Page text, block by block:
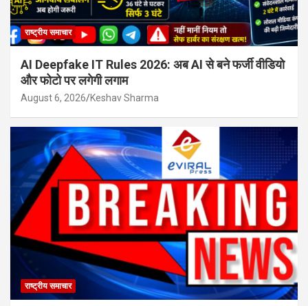
राष्ट्रीय समाचार
AI Deepfake IT Rules 2026: अब AI से बने फर्जी वीडियो
और फोटो पर लगेगी लगाम
August 6, 2026 Keshav Sharma
राष्ट्रीय समाचार